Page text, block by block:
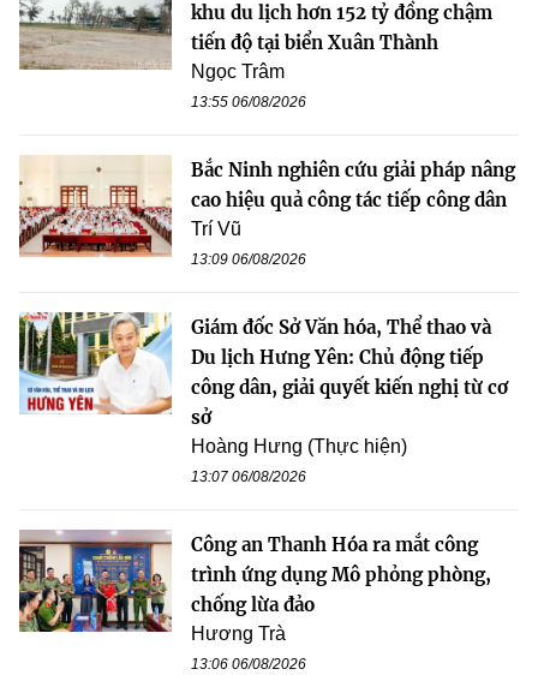
khu du lịch hơn 152 tỷ đồng chậm
tiến độ tại biển Xuân Thành
Ngọc Trâm
13:55 06/08/2026
Bắc Ninh nghiên cứu giải pháp nâng
cao hiệu quả công tác tiếp công dân
Trí Vũ
13:09 06/08/2026
Giám đốc Sở Văn hóa, Thể thao và
Du lịch Hưng Yên: Chủ động tiếp
công dân, giải quyết kiến nghị từ cơ
sở
Hoàng Hưng (Thực hiện)
13:07 06/08/2026
Công an Thanh Hóa ra mắt công
trình ứng dụng Mô phỏng phòng,
chống lừa đảo
Hương Trà
13:06 06/08/2026